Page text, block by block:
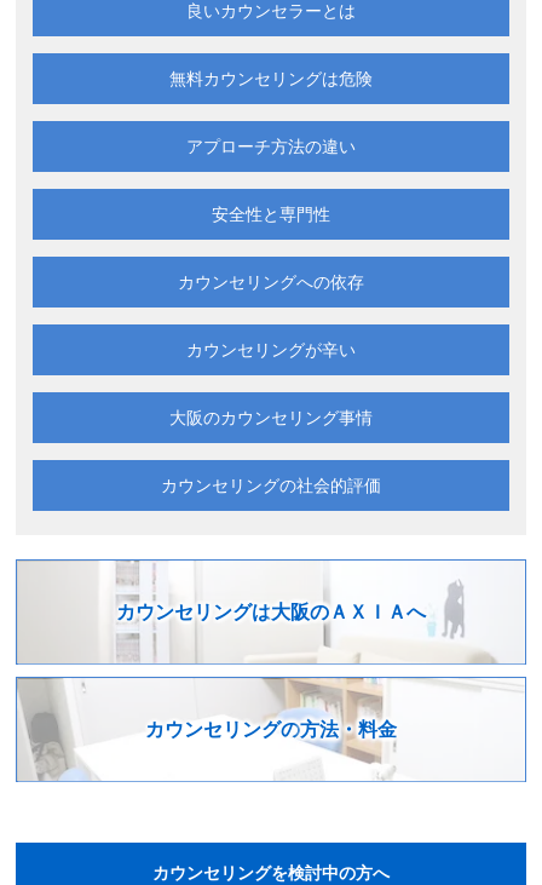
良いカウンセラーとは
無料カウンセリングは危険
アプローチ方法の違い
安全性と専門性
カウンセリングへの依存
カウンセリングが辛い
大阪のカウンセリング事情
カウンセリングの社会的評価
カウンセリングは大阪のＡＸＩＡへ
カウンセリングの方法・料金
カウンセリングを検討中の方へ